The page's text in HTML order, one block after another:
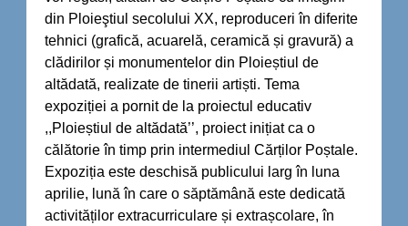
din Ploieştiul secolului XX, reproduceri în diferite
tehnici (grafică, acuarelă, ceramică și gravură) a
clădirilor și monumentelor din Ploieștiul de
altădată, realizate de tinerii artiști. Tema
expoziției a pornit de la proiectul educativ
,,Ploieștiul de altădată’’, proiect inițiat ca o
călătorie în timp prin intermediul Cărților Poștale.
Expoziția este deschisă publicului larg în luna
aprilie, lună în care o săptămână este dedicată
activităților extracurriculare și extrașcolare, în